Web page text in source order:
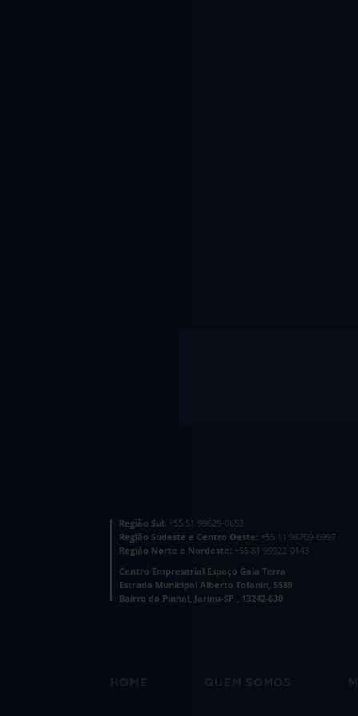
Região Sul: +55 51 99629-0652
Região Sudeste e Centro Oeste: +55 11 98709-6997
Região Norte e Nordeste: +55 81 99922-0143
Centro Empresarial Espaço Gaia Terra
Estrada Municipal Alberto Tofanin, 5589
Bairro do Pinhal, Jarinu-SP , 13242-630